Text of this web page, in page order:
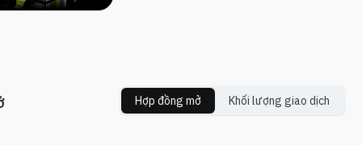
Hợp đồng mở Khối lượng giao dịch